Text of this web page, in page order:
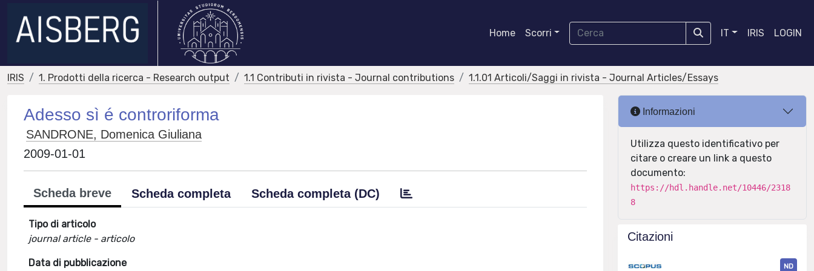
Home Scorri IT IRIS LOGIN
IRIS 1. Prodotti della ricerca - Research output 1.1 Contributi in rivista - Journal contributions 1.1.01 Articoli/Saggi in rivista - Journal Articles/Essays
Adesso sì é controriforma
SANDRONE, Domenica Giuliana
2009-01-01
Scheda breve Scheda completa Scheda completa (DC)
Tipo di articolo
journal article - articolo
Data di pubblicazione
Informazioni
Utilizza questo identificativo per
citare o creare un link a questo
documento:
https://hdl.handle.net/10446/2318
8
Citazioni
ND